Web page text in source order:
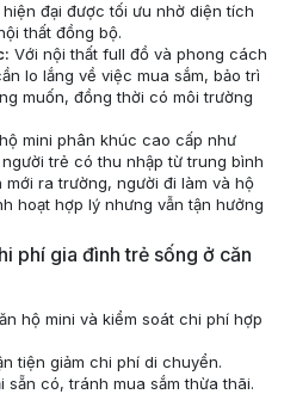
đại được tối ưu nhờ diện tích
thất đồng bộ.
Với nội thất full đồ và phong cách
lo lắng về việc mua sắm, bảo trì
muốn, đồng thời có môi trường
mini phân khúc cao cấp như
trẻ có thu nhập từ trung bình
ra trường, người đi làm và hộ
hoạt hợp lý nhưng vẫn tận hưởng
phí gia đình trẻ sống ở căn
hộ mini và kiểm soát chi phí hợp
tiện giảm chi phí di chuyển.
sẵn có, tránh mua sắm thừa thãi.